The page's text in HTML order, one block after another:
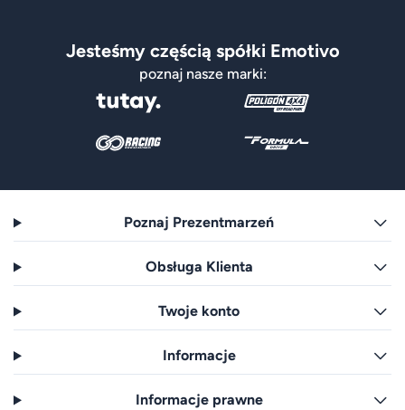
Jesteśmy częścią spółki Emotivo
poznaj nasze marki:
Poznaj Prezentmarzeń
Obsługa Klienta
Twoje konto
Informacje
Informacje prawne